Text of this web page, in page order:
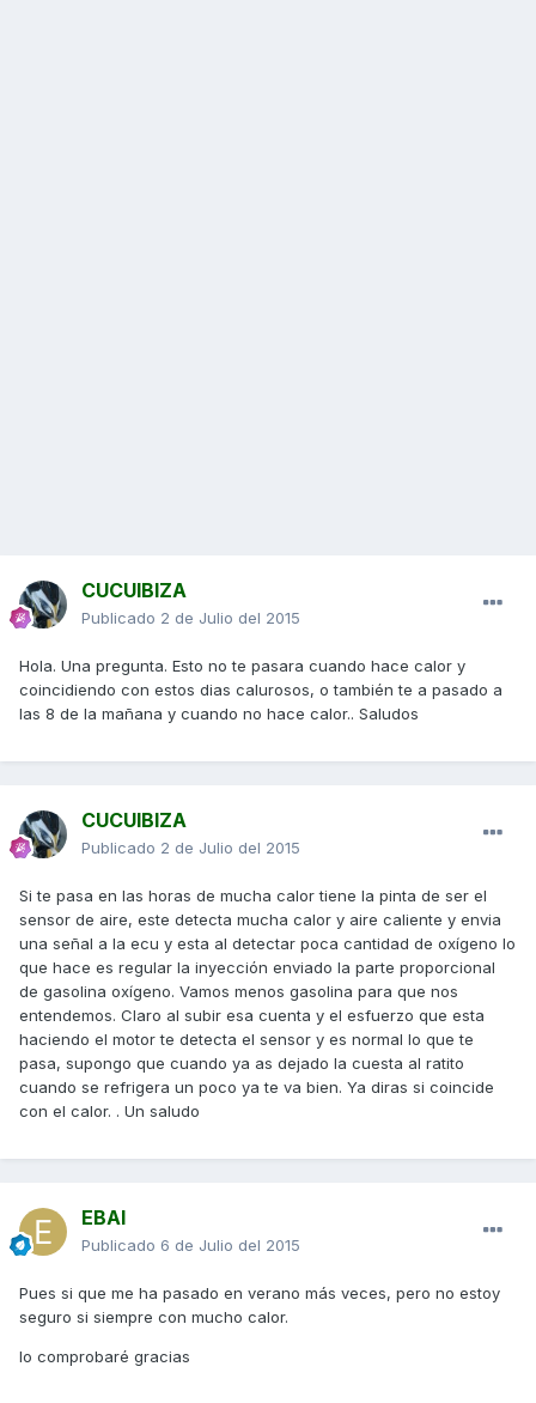
CUCUIBIZA
Publicado 2 de Julio del 2015
Hola. Una pregunta. Esto no te pasara cuando hace calor y
coincidiendo con estos dias calurosos, o también te a pasado a
las 8 de la mañana y cuando no hace calor.. Saludos
CUCUIBIZA
Publicado 2 de Julio del 2015
Si te pasa en las horas de mucha calor tiene la pinta de ser el
sensor de aire, este detecta mucha calor y aire caliente y envia
una señal a la ecu y esta al detectar poca cantidad de oxígeno lo
que hace es regular la inyección enviado la parte proporcional
de gasolina oxígeno. Vamos menos gasolina para que nos
entendemos. Claro al subir esa cuenta y el esfuerzo que esta
haciendo el motor te detecta el sensor y es normal lo que te
pasa, supongo que cuando ya as dejado la cuesta al ratito
cuando se refrigera un poco ya te va bien. Ya diras si coincide
con el calor. . Un saludo
EBAI
Publicado 6 de Julio del 2015
Pues si que me ha pasado en verano más veces, pero no estoy
seguro si siempre con mucho calor.
lo comprobaré gracias